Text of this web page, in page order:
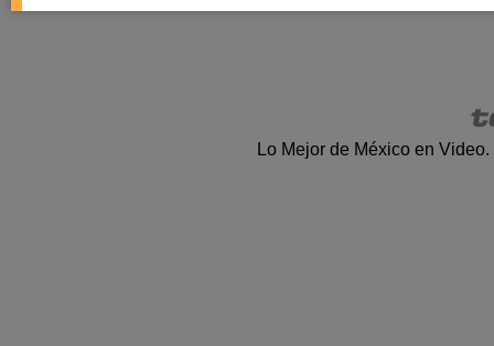
Lo Mejor de México en